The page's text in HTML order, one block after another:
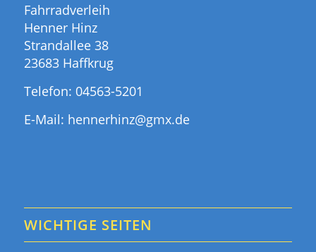
Fahrradverleih
Henner Hinz
Strandallee 38
23683 Haffkrug
Telefon: 04563-5201
E-Mail: hennerhinz@gmx.de
WICHTIGE SEITEN